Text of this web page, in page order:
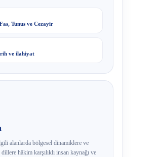
Tunus ve Cezayir
ve ilahiyat
alanlarda bölgesel dinamiklere ve
hâkim karşılıklı insan kaynağı ve